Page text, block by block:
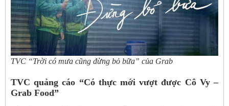
TVC “Trời có mưa cũng đừng bỏ bữa” của Grab
TVC quảng cáo “Có thực mới vượt được Cô Vy –
Grab Food”